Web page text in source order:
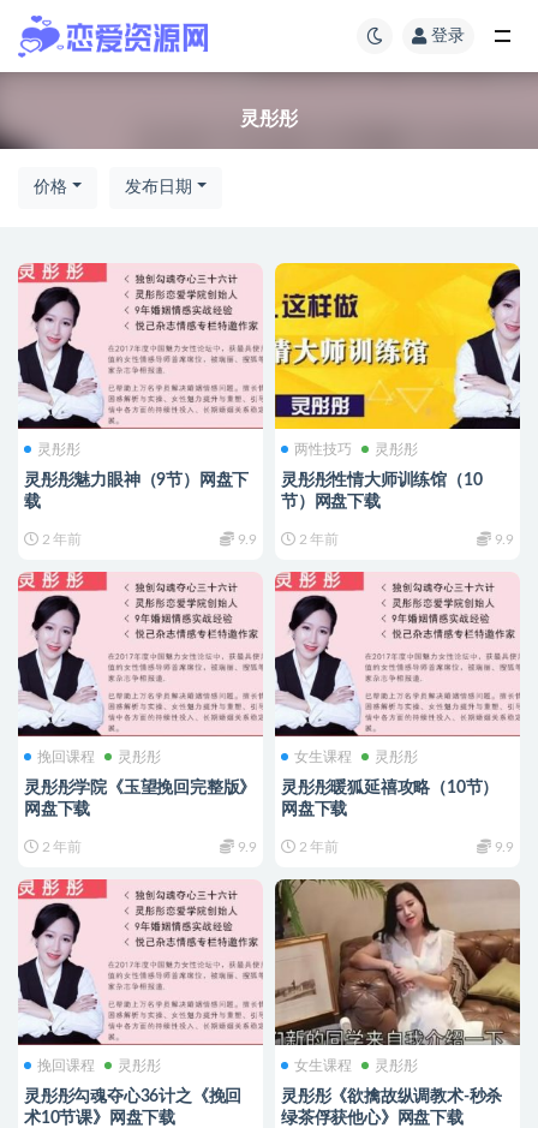
登录
灵彤彤
价格 发布日期
灵彤彤
灵彤彤魅力眼神（9节）网盘下
载
2 年前 9.9
两性技巧 灵彤彤
灵彤彤性情大师训练馆（10
节）网盘下载
2 年前 9.9
挽回课程 灵彤彤
灵彤彤学院《玉望挽回完整版》
网盘下载
2 年前 9.9
女生课程 灵彤彤
灵彤彤暖狐延禧攻略（10节）
网盘下载
2 年前 9.9
挽回课程 灵彤彤
灵彤彤勾魂夺心36计之《挽回
术10节课》网盘下载
女生课程 灵彤彤
灵彤彤《欲擒故纵调教术-秒杀
绿茶俘获他心》网盘下载